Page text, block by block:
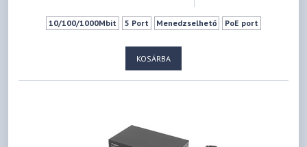
10/100/1000Mbit 5 Port Menedzselhető PoE port
KOSÁRBA